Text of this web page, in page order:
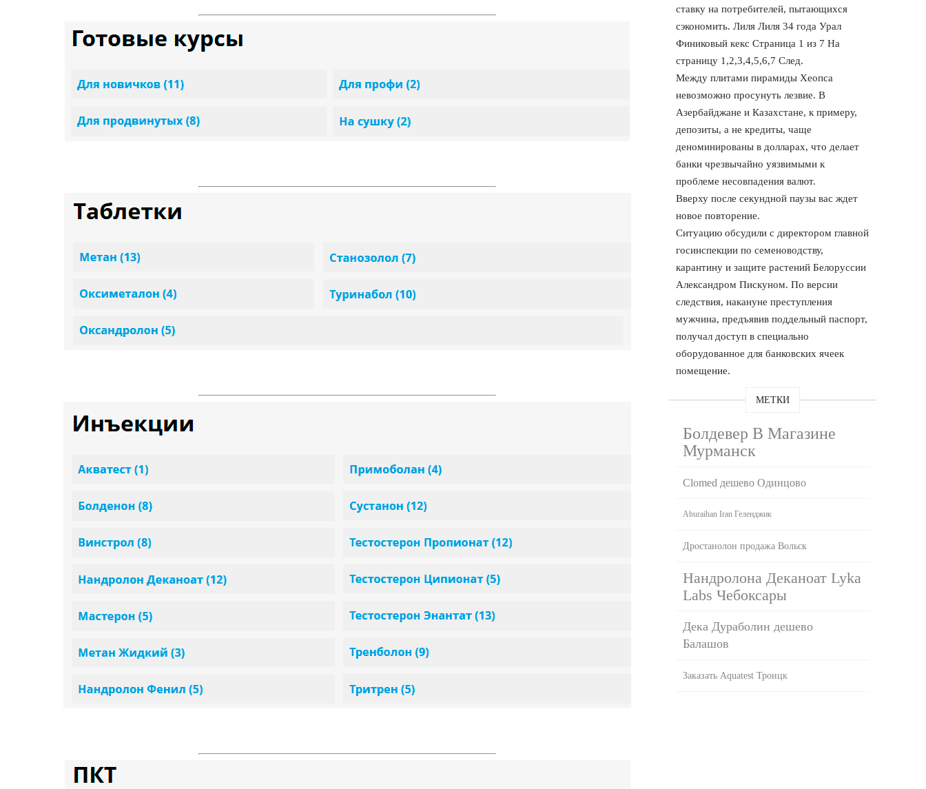
ставку на потребителей, пытающихся
сэкономить. Лиля Лиля 34 года Урал
Финиковый кекс Страница 1 из 7 На
страницу 1,2,3,4,5,6,7 След.
Между плитами пирамиды Хеопса
невозможно просунуть лезвие. В
Азербайджане и Казахстане, к примеру,
депозиты, а не кредиты, чаще
деноминированы в долларах, что делает
банки чрезвычайно уязвимыми к
проблеме несовпадения валют.
Вверху после секундной паузы вас ждет
новое повторение.
Ситуацию обсудили с директором главной
госинспекции по семеноводству,
карантину и защите растений Белоруссии
Александром Пискуном. По версии
следствия, накануне преступления
мужчина, предъявив поддельный паспорт,
получал доступ в специально
оборудованное для банковских ячеек
помещение.
МЕТКИ
Болдевер В Магазине
Мурманск
Clomed дешево Одинцово
Aburaihan Iran Геленджик
Дростанолон продажа Вольск
Нандролона Деканоат Lyka
Labs Чебоксары
Дека Дураболин дешево
Балашов
Заказать Aquatest Троицк